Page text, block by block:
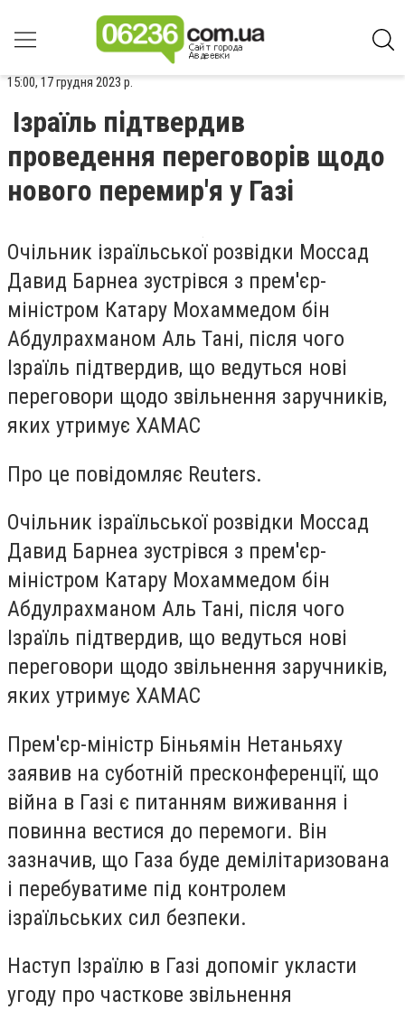
15:00, 17 грудня 2023 р.
Ізраїль підтвердив
проведення переговорів щодо
нового перемир'я у Газі
Очільник ізраїльської розвідки Моссад
Давид Барнеа зустрівся з прем'єр-
міністром Катару Мохаммедом бін
Абдулрахманом Аль Тані, після чого
Ізраїль підтвердив, що ведуться нові
переговори щодо звільнення заручників,
яких утримує ХАМАС
Про це повідомляє Reuters.
Очільник ізраїльської розвідки Моссад
Давид Барнеа зустрівся з прем'єр-
міністром Катару Мохаммедом бін
Абдулрахманом Аль Тані, після чого
Ізраїль підтвердив, що ведуться нові
переговори щодо звільнення заручників,
яких утримує ХАМАС
Прем'єр-міністр Біньямін Нетаньяху
заявив на суботній пресконференції, що
війна в Газі є питанням виживання і
повинна вестися до перемоги. Він
зазначив, що Газа буде демілітаризована
і перебуватиме під контролем
ізраїльських сил безпеки.
Наступ Ізраїлю в Газі допоміг укласти
угоду про часткове звільнення